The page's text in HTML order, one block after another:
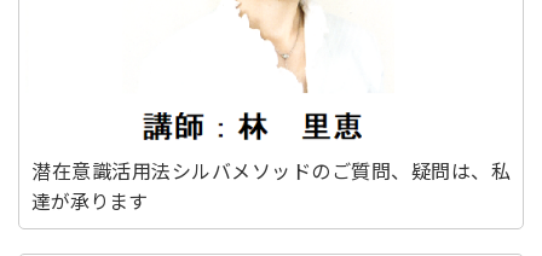
潜在意識活用法シルバメソッドのご質問、疑問は、私
達が承ります